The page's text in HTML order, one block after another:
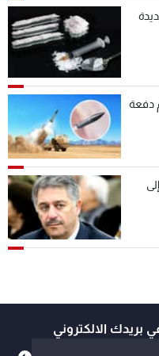
دفعة
بريدك الالكتروني